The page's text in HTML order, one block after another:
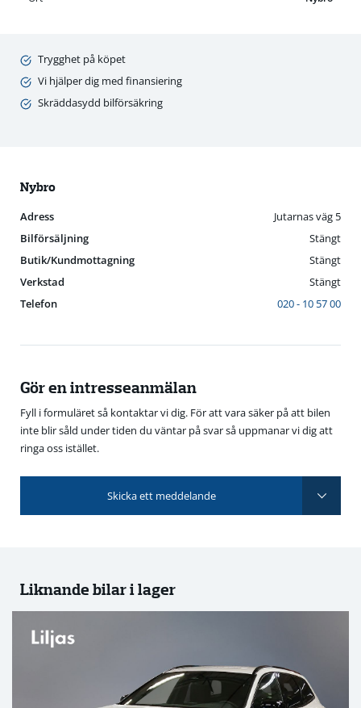
Trygghet på köpet
Vi hjälper dig med finansiering
Skräddasydd bilförsäkring
Nybro
Adress
Jutarnas väg 5
Bilförsäljning
Stängt
Butik/Kundmottagning
Stängt
Verkstad
Stängt
Telefon
020 - 10 57 00
Gör en intresseanmälan
Fyll i formuläret så kontaktar vi dig. För att vara säker på att bilen
inte blir såld under tiden du väntar på svar så uppmanar vi dig att
ringa oss istället.
Skicka ett meddelande
Liknande bilar i lager